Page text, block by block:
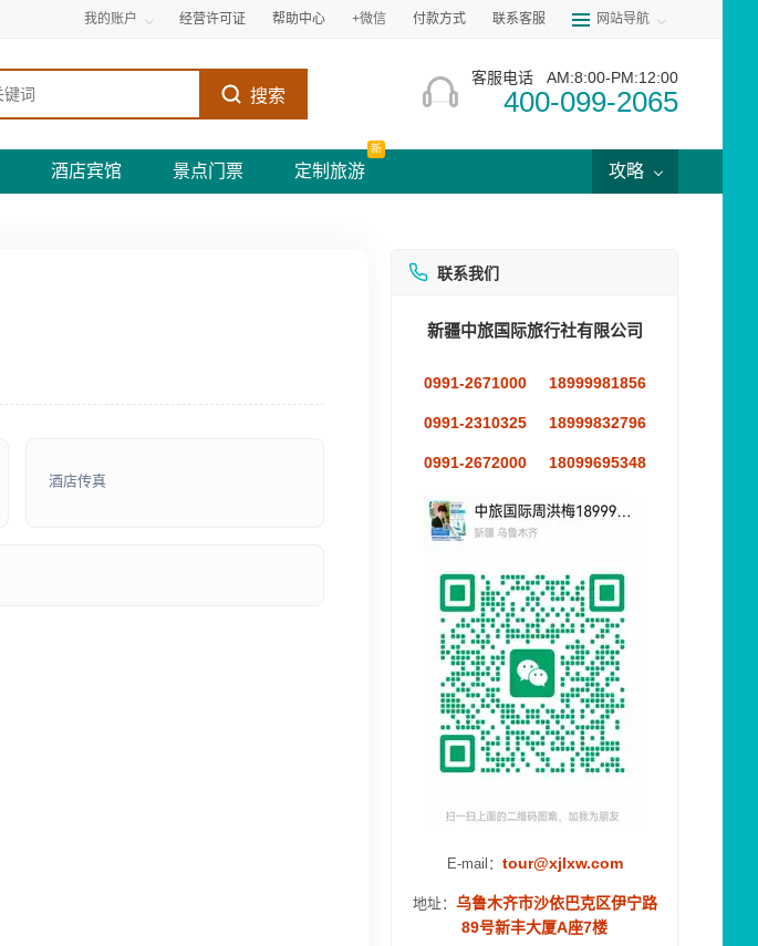
我的账户 经营许可证 帮助中心 +微信 付款方式 联系客服 网站导航
搜索
客服电话 AM:8:00-PM:12:00
400-099-2065
酒店宾馆 景点门票 定制旅游
新
攻略
酒店传真
联系我们
新疆中旅国际旅行社有限公司
0991-2671000 18999981856
0991-2310325 18999832796
0991-2672000 18099695348
E-mail： tour@xjlxw.com
地址： 乌鲁木齐市沙依巴克区伊宁路
89号新丰大厦A座7楼